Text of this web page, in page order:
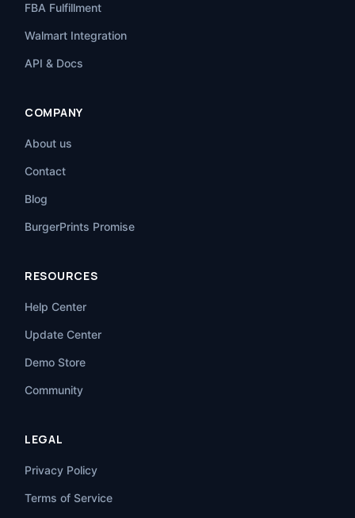
FBA Fulfillment
Walmart Integration
API & Docs
COMPANY
About us
Contact
Blog
BurgerPrints Promise
RESOURCES
Help Center
Update Center
Demo Store
Community
LEGAL
Privacy Policy
Terms of Service